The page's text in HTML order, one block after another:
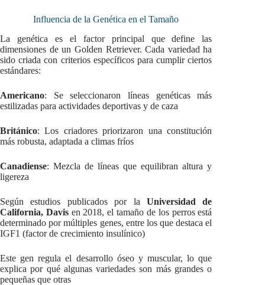
Influencia de la Genética en el Tamaño
La genética es el factor principal que define las
dimensiones de un Golden Retriever. Cada variedad ha
sido criada con criterios específicos para cumplir ciertos
estándares:
Americano: Se seleccionaron líneas genéticas más
estilizadas para actividades deportivas y de caza
Británico: Los criadores priorizaron una constitución
más robusta, adaptada a climas fríos
Canadiense: Mezcla de líneas que equilibran altura y
ligereza
Según estudios publicados por la Universidad de
California, Davisen 2018, el tamaño de los perros está
determinado por múltiples genes, entre los que destaca el
IGF1 (factor de crecimiento insulínico)
Este gen regula el desarrollo óseo y muscular, lo que
explica por qué algunas variedades son más grandes o
pequeñas que otras